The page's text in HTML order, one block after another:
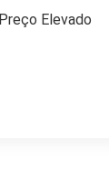
Preço Elevado